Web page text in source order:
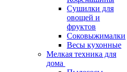
Сушилки для
овощей и
фруктов
Соковыжималки
Весы кухонные
Мелкая техника для
дома